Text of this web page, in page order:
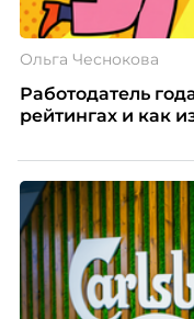
Ольга Чеснокова
Работодатель
рейтингах и как